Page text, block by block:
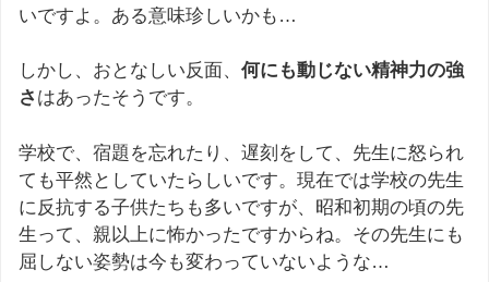
いですよ。ある意味珍しいかも…
しかし、おとなしい反面、 何にも動じない精神力の強
さ はあったそうです。
学校で、宿題を忘れたり、遅刻をして、先生に怒られ
ても平然としていたらしいです。現在では学校の先生
に反抗する子供たちも多いですが、昭和初期の頃の先
生って、親以上に怖かったですからね。その先生にも
屈しない姿勢は今も変わっていないような…